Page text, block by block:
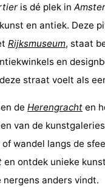
is dé plek in
en antiek. Deze
Rijksmuseum, staat
en
straat voelt als
de Herengracht en
van de
of wandel langs de
en ontdek unieke
nergens anders vindt.